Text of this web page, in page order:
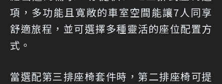
項，多功能且寬敞的車室空間能讓7人同享
舒適旅程，並可選擇多種靈活的座位配置方
式。
當選配第三排座椅套件時，第二排座椅可提